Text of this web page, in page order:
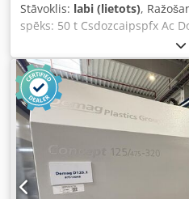
Stāvoklis: labi (lietots),
spēks: 50 t Csdozcaipspfx Ac
Attālums starp atbalsta
atbalsta stieņiem H: 320 mm
Piedziņa: Hidrauliska